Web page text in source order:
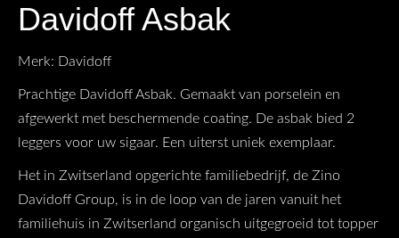
Davidoff Asbak
Merk: Davidoff
Prachtige Davidoff Asbak. Gemaakt van porselein en
afgewerkt met beschermende coating. De asbak bied 2
leggers voor uw sigaar. Een uiterst uniek exemplaar.
Het in Zwitserland opgerichte familiebedrijf, de Zino
Davidoff Group, is in de loop van de jaren vanuit het
familiehuis in Zwitserland organisch uitgegroeid tot topper